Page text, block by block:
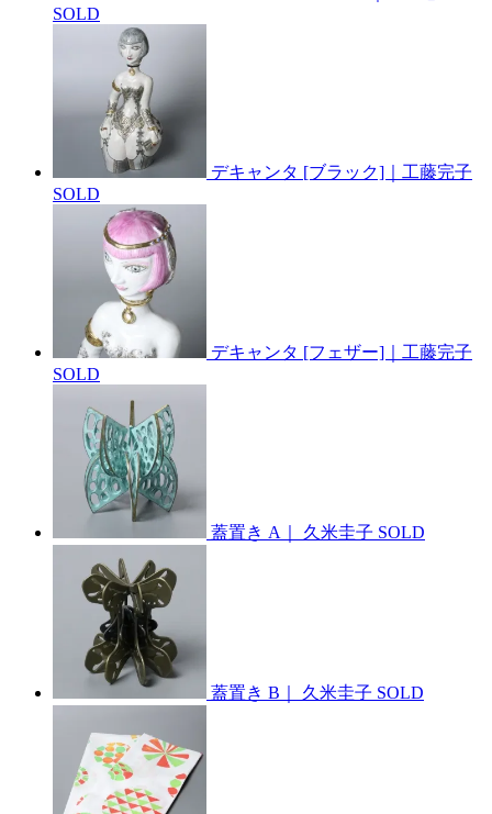
SOLD
デキャンタ [ブラック]｜工藤完子
SOLD
デキャンタ [フェザー]｜工藤完子
SOLD
蓋置き A｜ 久米圭子 SOLD
蓋置き B｜ 久米圭子 SOLD